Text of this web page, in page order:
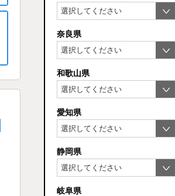
奈良県
和歌山県
愛知県
静岡県
岐阜県